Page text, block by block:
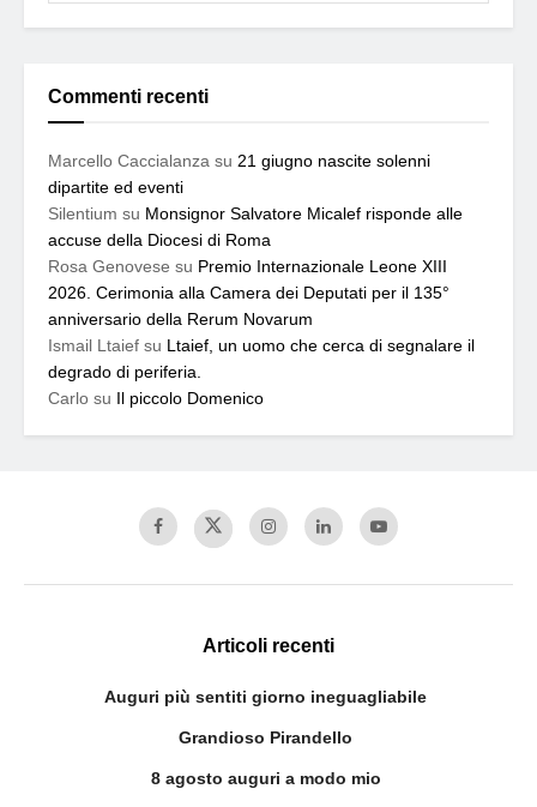
Commenti recenti
Marcello Caccialanza su 21 giugno nascite solenni
dipartite ed eventi
Silentium su Monsignor Salvatore Micalef risponde alle
accuse della Diocesi di Roma
Rosa Genovese su Premio Internazionale Leone XIII
2026. Cerimonia alla Camera dei Deputati per il 135°
anniversario della Rerum Novarum
Ismail Ltaief su Ltaief, un uomo che cerca di segnalare il
degrado di periferia.
Carlo su Il piccolo Domenico
Articoli recenti
Auguri più sentiti giorno ineguagliabile
Grandioso Pirandello
8 agosto auguri a modo mio